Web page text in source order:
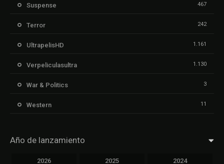
Suspense 467
Terror 242
UltrapelisHD 1.161
Verpeliculasultra 1.130
War & Politics 3
Western 11
Año de lanzamiento
2026 2025 2024